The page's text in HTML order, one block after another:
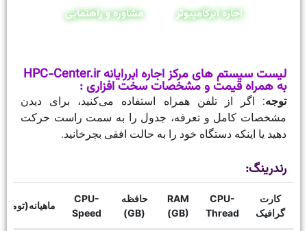
اجاره ابرکامپیوتر مشاوره و راهنمایی
لیست سیستم های مرکز اجاره ابررایانه HPC-Center.ir
به همراه قیمت و مشخصات سخت افزاری :
توجه: اگر از تلفن همراه استفاده می‌کنید، برای دیدن
مشخصات کامل و تعرفه، جدول را به سمت راست حرکت
دهید یا اینکه دستگاه خود را به حالت افقی بچرخانید.
رندرینگ:
کارت
گرافیک
CPU-
Thread
RAM
(GB)
حافظه
(GB)
CPU-
Speed